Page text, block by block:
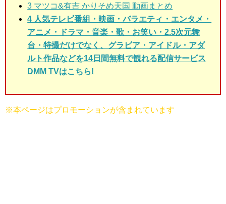
3 マツコ&有吉 かりそめ天国 動画まとめ
4 人気テレビ番組・映画・バラエティ・エンタメ・
アニメ・ドラマ・音楽・歌・お笑い・2.5次元舞
台・特撮だけでなく、グラビア・アイドル・アダ
ルト作品などを14日間無料で観れる配信サービス
DMM TVはこちら!
※本ページはプロモーションが含まれています